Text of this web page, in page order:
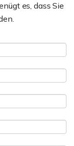
es, dass Sie